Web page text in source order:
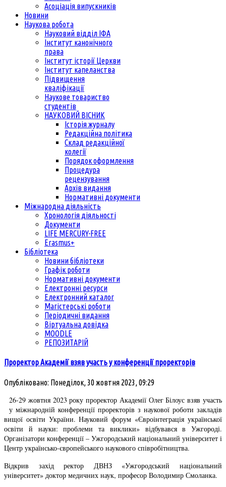
Асоціація випускників
Новини
Наукова робота
Науковий відділ ІФА
Інститут канонічного
права
Інститут історії Церкви
Інститут капеланства
Підвищення
кваліфікації
Наукове товариство
студентів
НАУКОВИЙ ВІСНИК
Історія журналу
Редакційна політика
Склад редакційної
колегії
Порядок оформлення
Процедура
рецензування
Архів видання
Нормативні документи
Міжнародна діяльність
Хронологія діяльності
Документи
LIFE MERCURY-FREE
Erasmus+
Бібліотека
Новини бібліотеки
Графік роботи
Нормативні документи
Електронні ресурси
Електронний каталог
Магістерські роботи
Періодичні видання
Віртуальна довідка
MOODLE
РЕПОЗИТАРІЙ
Проректор Академії взяв участь у конференції проректорів
Опубліковано: Понеділок, 30 жовтня 2023, 09:29
26-29 жовтня 2023 року проректор Академії Олег Білоус взяв участь
у міжнародній конференції проректорів з наукової роботи закладів
вищої освіти України. Науковий форум «Євроінтеграція української
освіти й науки: проблеми та виклики» відбувався в Ужгороді.
Організатори конференції – Ужгородський національний університет і
Центр українсько-європейського наукового співробітництва.
Відкрив захід ректор ДВНЗ «Ужгородський національний
університет» доктор медичних наук, професор Володимир Смоланка.